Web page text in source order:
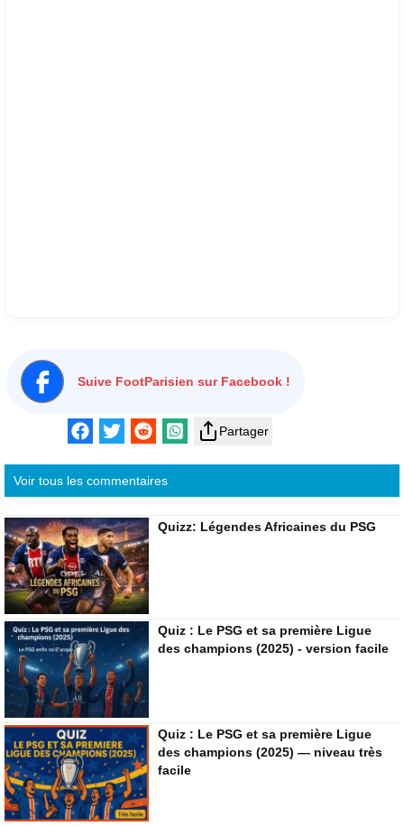
Suive FootParisien sur Facebook !
Partager
Voir tous les commentaires
Quizz: Légendes Africaines du PSG
Quiz : Le PSG et sa première Ligue
des champions (2025) - version facile
Quiz : Le PSG et sa première Ligue
des champions (2025) — niveau très
facile